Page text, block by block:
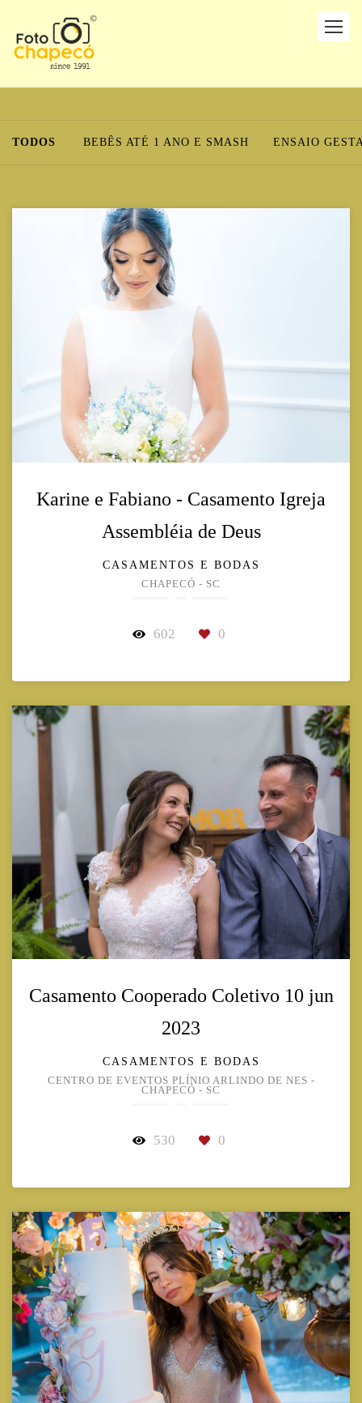
TODOS BEBÊS ATÉ 1 ANO E SMASH ENSAIO
Karine e Fabiano - Casamento Igreja
Assembléia de Deus
CASAMENTOS E BODAS
CHAPECÓ - SC
602 0
Casamento Cooperado Coletivo 10 jun
2023
CASAMENTOS E BODAS
CENTRO DE EVENTOS PLÍNIO ARLINDO DE NES -
CHAPECÓ - SC
530 0